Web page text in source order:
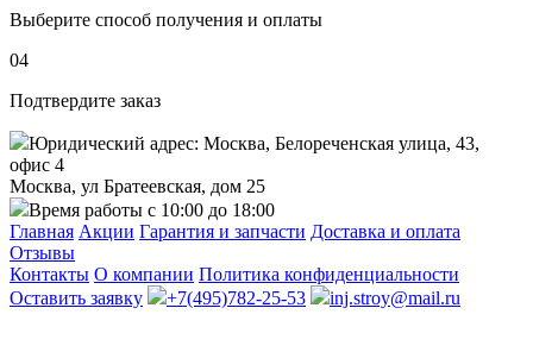
Выберите способ получения и оплаты
04
Подтвердите заказ
Юридический адрес: Москва, Белореченская улица, 43,
офис 4
Москва, ул Братеевская, дом 25
Время работы с 10:00 до 18:00
Главная Акции Гарантия и запчасти Доставка и оплата
Отзывы
Контакты О компании Политика конфиденциальности
Оставить заявку
+7(495)782-25-53 inj.stroy@mail.ru